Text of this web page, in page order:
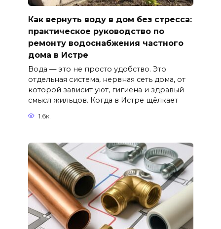
Как вернуть воду в дом без стресса:
практическое руководство по
ремонту водоснабжения частного
дома в Истре
Вода — это не просто удобство. Это
отдельная система, нервная сеть дома, от
которой зависит уют, гигиена и здравый
смысл жильцов. Когда в Истре щёлкает
1.6к.